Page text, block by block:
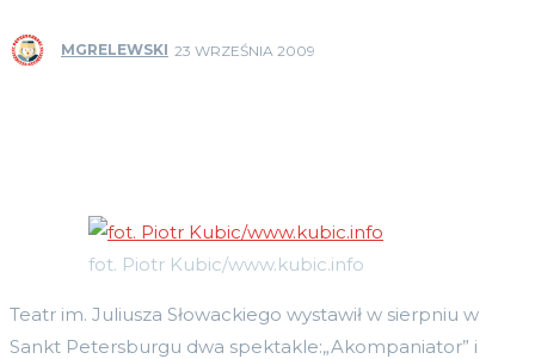
MGRELEWSKI 23 WRZEŚNIA 2009
fot. Piotr Kubic/www.kubic.info
Teatr im. Juliusza Słowackiego wystawił w sierpniu w
Sankt Petersburgu dwa spektakle:„Akompaniator” i